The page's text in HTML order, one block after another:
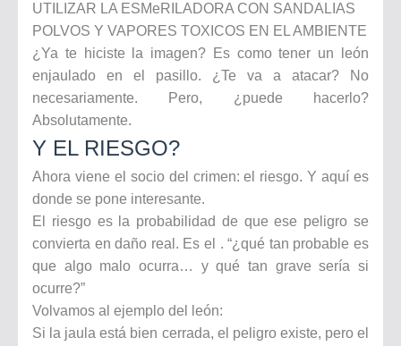
UTILIZAR LA ESMeRILADORA CON SANDALIAS
POLVOS Y VAPORES TOXICOS EN EL AMBIENTE
¿Ya te hiciste la imagen? Es como tener un león
enjaulado en el pasillo. ¿Te va a atacar? No
necesariamente. Pero, ¿puede hacerlo?
Absolutamente.
Y EL RIESGO?
Ahora viene el socio del crimen: el riesgo. Y aquí es
donde se pone interesante.
El riesgo es la probabilidad de que ese peligro se
convierta en daño real. Es el . “¿qué tan probable es
que algo malo ocurra… y qué tan grave sería si
ocurre?”
Volvamos al ejemplo del león:
Si la jaula está bien cerrada, el peligro existe, pero el